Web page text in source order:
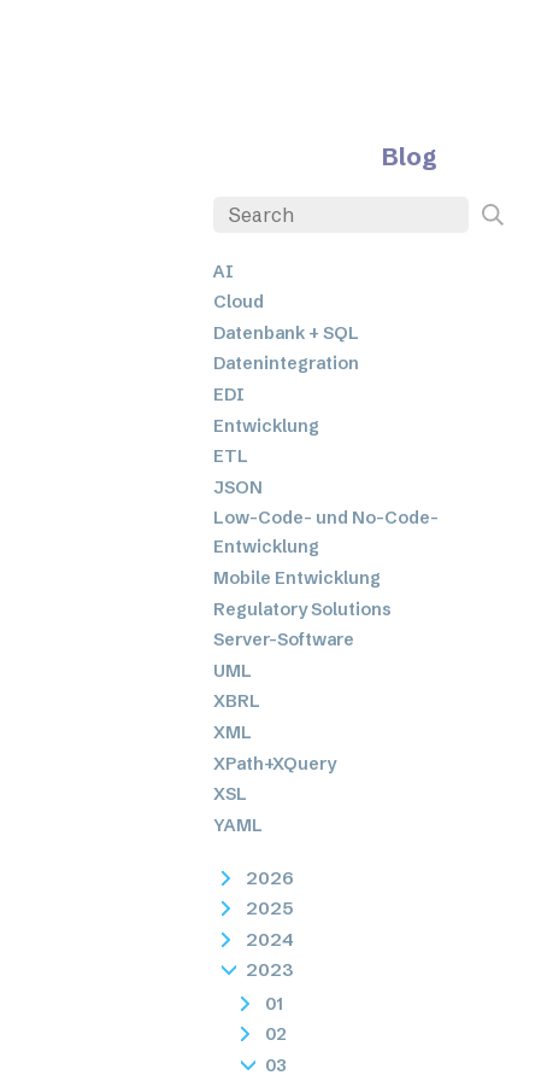
Blog
AI
Cloud
Datenbank + SQL
Datenintegration
EDI
Entwicklung
ETL
JSON
Low-Code- und No-Code-
Entwicklung
Mobile Entwicklung
Regulatory Solutions
Server-Software
UML
XBRL
XML
XPath+XQuery
XSL
YAML
2026
2025
2024
2023
01
02
03